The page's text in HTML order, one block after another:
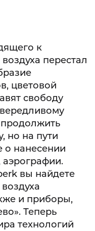
к
перестал
цветовой
свободу
но на пути
о нанесении
аэрографии.
вы найдете
и приборы,
Теперь
технологий